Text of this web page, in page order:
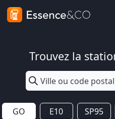
Trouvez la
GO E10 SP95